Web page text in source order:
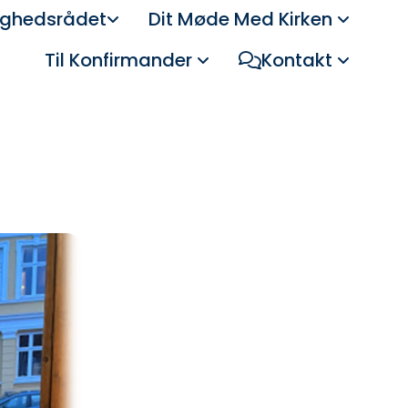
Dit Møde Med Kirken
Til Konfirmander
Kontakt